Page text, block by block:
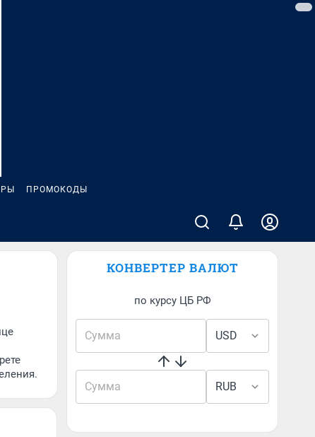
ПРОМОКОДЫ
КОНВЕРТЕР ВАЛЮТ
по курсу ЦБ РФ
USD
RUB